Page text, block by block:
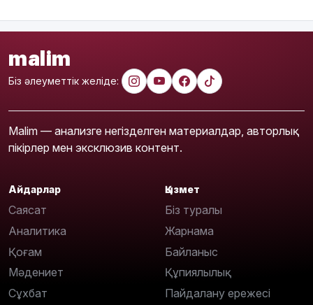
malim
Біз әлеуметтік желіде:
Malim — анализге негізделген материалдар, авторлық
пікірлер мен эксклюзив контент.
Айдарлар
Саясат
Аналитика
Қоғам
Мәдениет
Сұхбат
Қызмет
Біз туралы
Жарнама
Байланыс
Құпиялылық
Пайдалану ережесі